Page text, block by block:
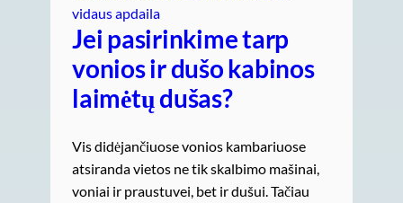
vidaus apdaila
Jei pasirinkime tarp
vonios ir dušo kabinos
laimėtų dušas?
Vis didėjančiuose vonios kambariuose
atsiranda vietos ne tik skalbimo mašinai,
voniai ir praustuvei, bet ir dušui. Tačiau